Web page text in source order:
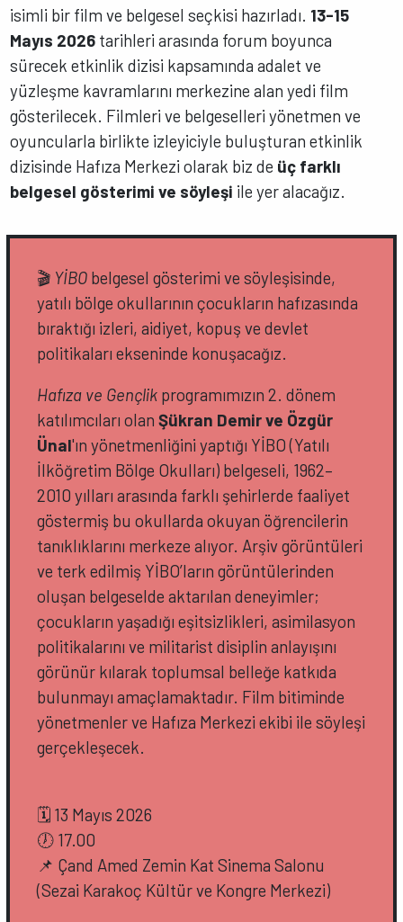
isimli bir film ve belgesel seçkisi hazırladı. 13-15
Mayıs 2026 tarihleri arasında forum boyunca
sürecek etkinlik dizisi kapsamında adalet ve
yüzleşme kavramlarını merkezine alan yedi film
gösterilecek. Filmleri ve belgeselleri yönetmen ve
oyuncularla birlikte izleyiciyle buluşturan etkinlik
dizisinde Hafıza Merkezi olarak biz de üç farklı
belgesel gösterimi ve söyleşi ile yer alacağız.
🎬 YİBO belgesel gösterimi ve söyleşisinde,
yatılı bölge okullarının çocukların hafızasında
bıraktığı izleri, aidiyet, kopuş ve devlet
politikaları ekseninde konuşacağız.
Hafıza ve Gençlik programımızın 2. dönem
katılımcıları olanŞükran Demir ve Özgür
Ünal'ın yönetmenliğini yaptığı YİBO (Yatılı
İlköğretim Bölge Okulları) belgeseli, 1962–
2010 yılları arasında farklı şehirlerde faaliyet
göstermiş bu okullarda okuyan öğrencilerin
tanıklıklarını merkeze alıyor. Arşiv görüntüleri
ve terk edilmiş YİBO’ların görüntülerinden
oluşan belgeselde aktarılan deneyimler;
çocukların yaşadığı eşitsizlikleri, asimilasyon
politikalarını ve militarist disiplin anlayışını
görünür kılarak toplumsal belleğe katkıda
bulunmayı amaçlamaktadır. Film bitiminde
yönetmenler ve Hafıza Merkezi ekibi ile söyleşi
gerçekleşecek.
🗓️ 13 Mayıs 2026
🕖 17.00
📌 Çand Amed Zemin Kat Sinema Salonu
(Sezai Karakoç Kültür ve Kongre Merkezi)